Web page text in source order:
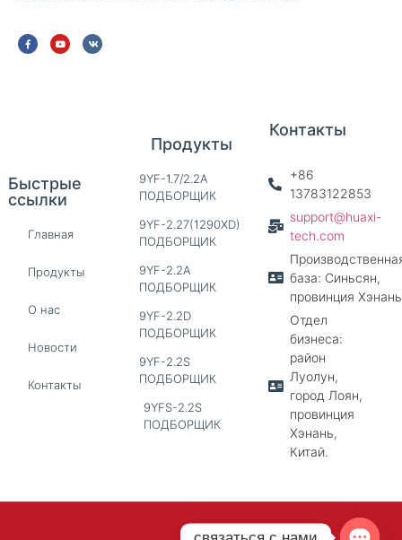
Быстрые
ссылки
Главная
Продукты
О нас
Новости
Контакты
Продукты
9YF-1.7/2.2A
ПОДБОРЩИК
9YF-2.27(1290XD)
ПОДБОРЩИК
9YF-2.2A
ПОДБОРЩИК
9YF-2.2D
ПОДБОРЩИК
9YF-2.2S
ПОДБОРЩИК
9YFS-2.2S
ПОДБОРЩИК
Контакты
+86
13783122853
support@huaxi-
tech.com
база: Синьсян,
провинция
Отдел
бизнеса:
район
Луолун,
город Лоян,
провинция
Хэнань,
Китай.